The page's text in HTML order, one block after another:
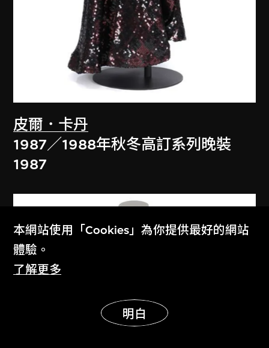
皮爾．卡丹
1987／1988年秋冬高訂系列晚裝
1987
本網站使用「Cookies」為你提供最好的網站
體驗。
了解更多
明白
展示更多